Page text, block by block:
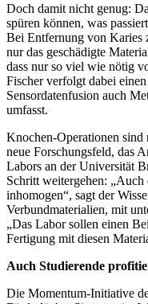
Doch damit nicht genug:
spüren können, was
Bei Entfernung von Karies
nur das geschädigte
dass nur so viel wie nötig
Fischer verfolgt dabei
Sensordatenfusion auch
umfasst.
Knochen-Operationen sind
neue Forschungsfeld, das
Labors an der Universität
Schritt weitergehen:
inhomogen“, sagt der
Verbundmaterialien, mit
„Das Labor sollen einen
Fertigung mit diesen
Auch Studierende
Die Momentum-Initiative